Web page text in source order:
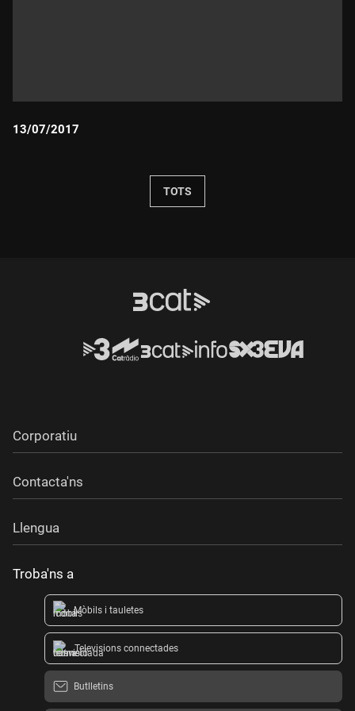
13/07/2017
TOTS
Corporatiu
Contacta'ns
Llengua
Troba'ns a
Mòbils i tauletes
Televisions connectades
Butlletins